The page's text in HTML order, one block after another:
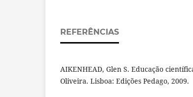
REFERÊNCIAS
AIKENHEAD, Glen S. Educação
Oliveira. Lisboa: Edições Pedago, 2009.